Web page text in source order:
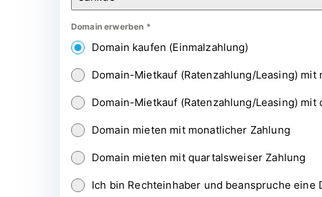
Domain erwerben *
Domain kaufen (Einmalzahlung)
Domain-Mietkauf (Ratenzahlung/Leasing) mit
Domain-Mietkauf (Ratenzahlung/Leasing) mit
Domain mieten mit monatlicher Zahlung
Domain mieten mit quartalsweiser Zahlung
Ich bin Rechteinhaber und beanspruche eine